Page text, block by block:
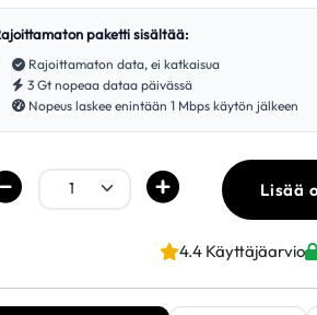
paketti sisältää:
Rajoittamaton data, ei katkaisua
3 Gt nopeaa dataa päivässä
Nopeus laskee enintään 1 Mbps käytön jälkeen
Lisää
4.4 Käyttäjäarvio